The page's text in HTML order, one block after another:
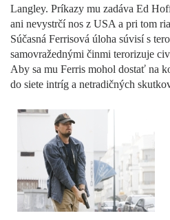
Langley. Príkazy mu zadáva Ed
ani nevystrčí nos z USA a pri tom
Súčasná Ferrisová úloha súvisí s
samovražednými činmi terorizuje
Aby sa mu Ferris mohol dostať na
do siete intríg a netradičných